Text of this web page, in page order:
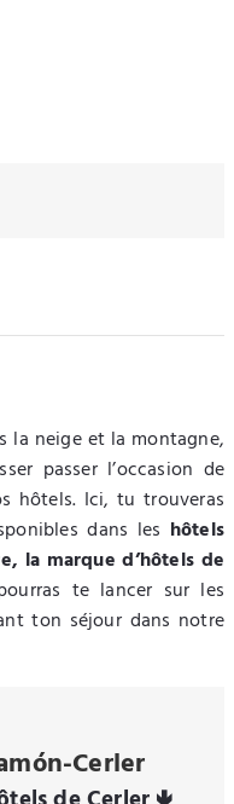
la neige et la montagne,
passer l’occasion de
hôtels. Ici, tu trouveras
dans les hôtels
la marque d’hôtels de
te lancer sur les
ton séjour dans notre
Cerler